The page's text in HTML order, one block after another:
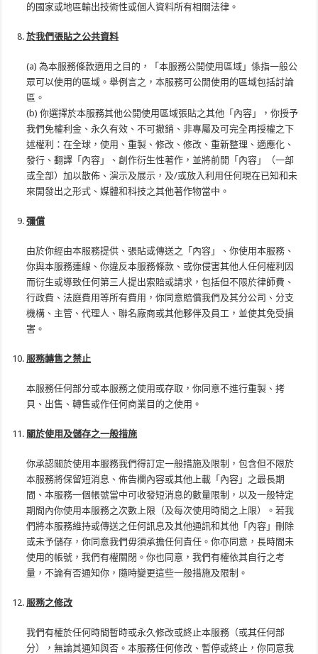
的國家或地區輸出技術性或個人資料所有相關法律。
於我們張貼之公共資料
(a) 為本服務條款適用之目的，「本服務公開使用區域」係指一般公
眾可以使用的區域。舉例言之，本服務可公開使用的區域包括討論
區。
(b) 你選擇於本服務其他公開使用區域張貼之其他「內容」，你授予
我們免權利金、永久有效、不可撤銷、非專屬及可完全再授權之下
述權利：在全球，使用、重製、修改、修改、重新整理、適應化、
發行、翻譯「內容」、創作衍生性著作，並將前開「內容」（一部
或全部）加以散佈、演示及展示，及/或放入利用任何現在已知和未
來開發出之形式、媒體和科技之其他著作物當中。
彌償
由於你經由本服務提供、張貼或傳送之「內容」、你使用本服務、
你與本服務連線、你違反本服務條款、或你侵害其他人任何權利因
而衍生或導致任何第三人提出索賠或請求，包括但不限於律師費、
行政費、法庭費用等所有費用，你同意賠償我們及其分公司、分支
機構、主管、代理人、聯名廠商或其他夥伴及員工，並使其免受損
害。
服務轉售之禁止
本服務任何部分或本服務之使用或存取，你同意不進行重製、拷
貝、出售、轉售或作任何商業目的之使用。
關於使用及儲存之一般措施
你承認關於使用本服務我們得訂定一般措施及限制，包含但不限於
本服務將保留短消息、佈告欄內容或其他上載「內容」之最長期
間、本服務一個帳號當中可收發短消息的數量限制，以及一般特定
期間內你使用本服務之次數上限（及每次使用時間之上限）。若我
們將本服務維持或傳送之任何訊息及其他通訊和其他「內容」刪除
或未予儲存，你同意我們毋須承擔任何責任。你亦同意，長時間未
使用的帳號，我們有權關閉。你也同意，我們有權依其自行之考
量，不論有否通知你，隨時變更這些一般措施及限制。
服務之修改
我們有權於任何時間暫時或永久修改或終止本服務（或其任何部
分），無論其通知與否。本服務任何修改、暫停或終止，你同意我